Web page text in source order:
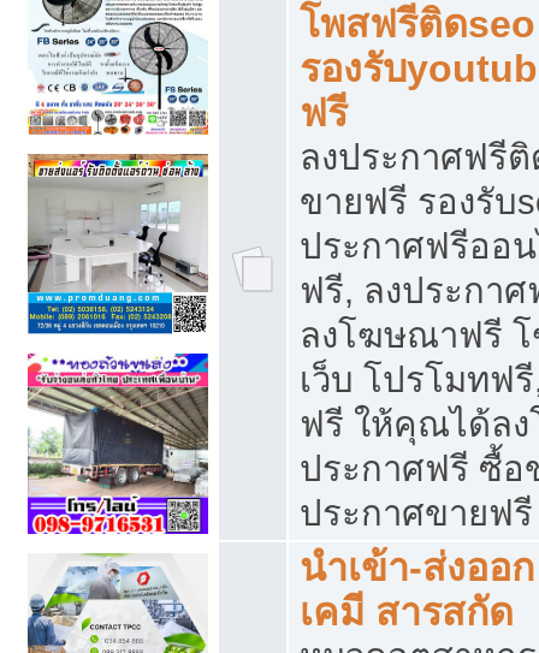
โพสฟรีติด
รองรับ
ฟรี
ลงประกาศฟรีติ
ขายฟรี รองรับ
ประกาศฟรีออ
ฟรี, ลงประกา
ลงโฆษณาฟรี
เว็บ โปรโมทฟ
ฟรี ให้คุณได้ล
ประกาศฟรี ซื้อ
ประกาศขายฟรี
นำเข้า-ส่งออ
เคมี สารสกัด